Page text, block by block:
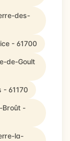
des-
- 61700
de-Goult
- 61170
Broût -
la-